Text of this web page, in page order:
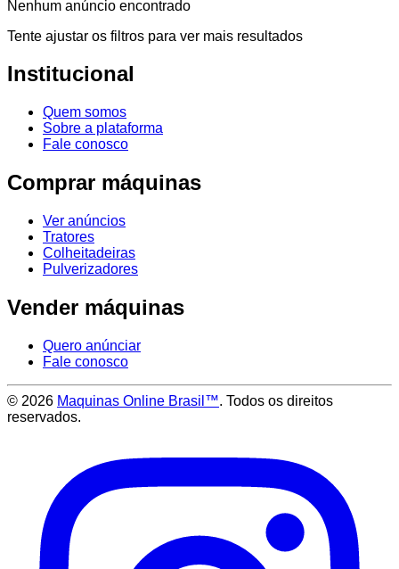
Nenhum anúncio encontrado
Tente ajustar os filtros para ver mais resultados
Institucional
Quem somos
Sobre a plataforma
Fale conosco
Comprar máquinas
Ver anúncios
Tratores
Colheitadeiras
Pulverizadores
Vender máquinas
Quero anúnciar
Fale conosco
© 2026 Maquinas Online Brasil™. Todos os direitos
reservados.